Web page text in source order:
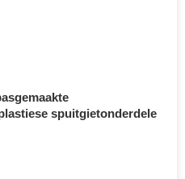
spuitgietonderdele